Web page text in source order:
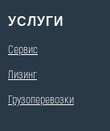
УСЛУГИ
Сервис
Лизинг
Грузоперевозки